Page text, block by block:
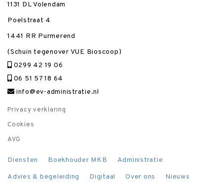
1131 DL Volendam
Poelstraat 4
1441 RR Purmerend
(Schuin tegenover VUE Bioscoop)
0299 42 19 06
06 51 57 18 64
info@ev-administratie.nl
Privacy verklaring
Cookies
AVG
Diensten Boekhouder MKB
Administratie
Advies & begeleiding
Digitaal Over ons
Nieuws